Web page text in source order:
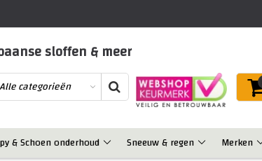
& Schoen onderhoud Sneeuw & regen Merken
sloffen & meer